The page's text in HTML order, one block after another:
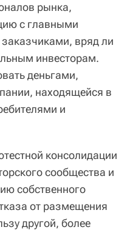
рынка,
с главными
вряд ли
инвесторам.
деньгами,
находящейся в
и
консолидации
сообщества и
собственного
от размещения
другой, более